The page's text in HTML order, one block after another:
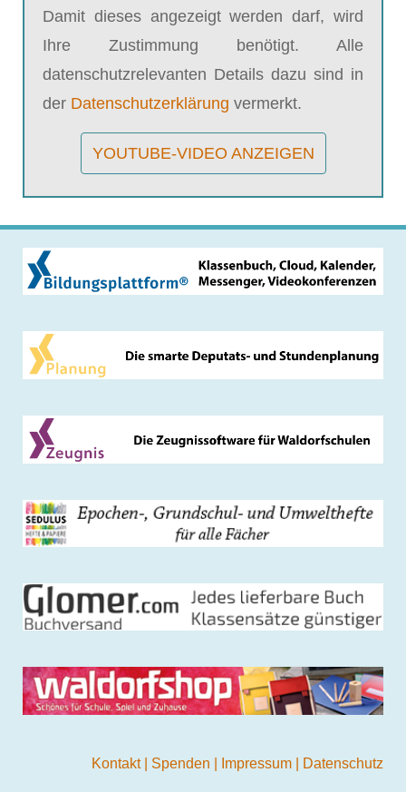
Damit dieses angezeigt werden darf, wird
Ihre Zustimmung benötigt. Alle
datenschutzrelevanten Details dazu sind in
der Datenschutzerklärung vermerkt.
YOUTUBE-VIDEO ANZEIGEN
Kontakt Spenden Impressum Datenschutz